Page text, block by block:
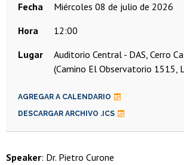
Fecha
miércoles 08 de julio de 2026
Hora
12:00
Lugar
Auditorio Central - DAS, Cerro
(Camino El Observatorio 1515,
AGREGAR A CALENDARIO
DESCARGAR ARCHIVO .ICS
Speaker: Dr. Pietro Curone